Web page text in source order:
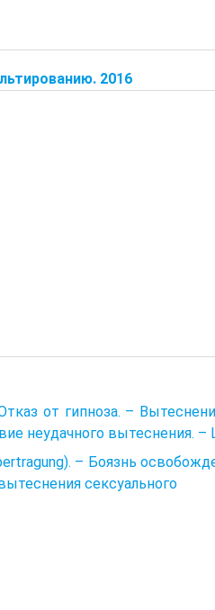
2016
от гипноза. –
неудачного вытеснения. –
– Боязнь
сексуального